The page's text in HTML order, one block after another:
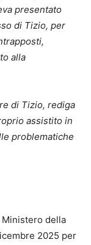
presentato
di Tizio, per
alla
di Tizio, rediga
assistito in
problematiche
della
2025 per